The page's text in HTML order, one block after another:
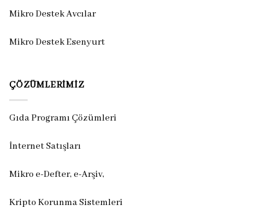
Mikro Destek Avcılar
Mikro Destek Esenyurt
ÇÖZÜMLERIMIZ
Gıda Programı Çözümleri
İnternet Satışları
Mikro e-Defter, e-Arşiv,
Kripto Korunma Sistemleri